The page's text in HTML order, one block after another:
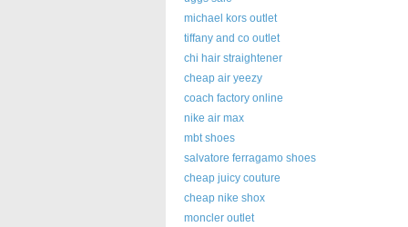
michael kors outlet
tiffany and co outlet
chi hair straightener
cheap air yeezy
coach factory online
nike air max
mbt shoes
salvatore ferragamo shoes
cheap juicy couture
cheap nike shox
moncler outlet